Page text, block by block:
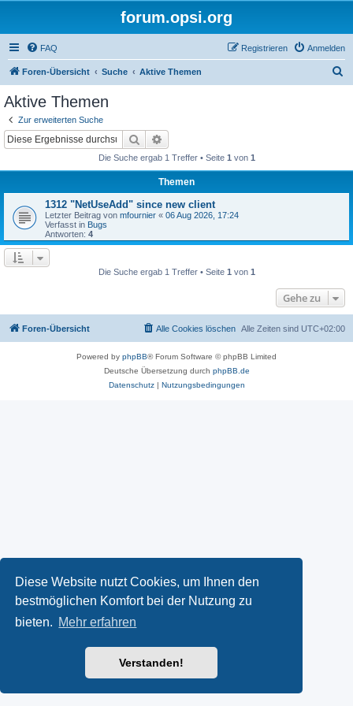
Diese Website nutzt Cookies, um Ihnen den
bestmöglichen Komfort bei der Nutzung zu
bieten. Mehr erfahren
Verstanden!
forum.opsi.org
FAQ Anmelden
Registrieren
Foren-Übersicht Suche Aktive Themen
Aktive Themen
Zur erweiterten Suche
Suche
Die Suche ergab 1 Treffer • Seite 1 von 1
Themen
1312 "NetUseAdd" since new client
Letzter Beitrag von mfournier « 06 Aug 2026, 17:24
Verfasst in Bugs
Antworten: 4
Die Suche ergab 1 Treffer • Seite 1 von 1
Gehe zu
Foren-Übersicht Alle Zeiten sind UTC+02:00
Alle Cookies löschen
Powered by phpBB® Forum Software © phpBB Limited
Deutsche Übersetzung durch phpBB.de
Datenschutz| Nutzungsbedingungen